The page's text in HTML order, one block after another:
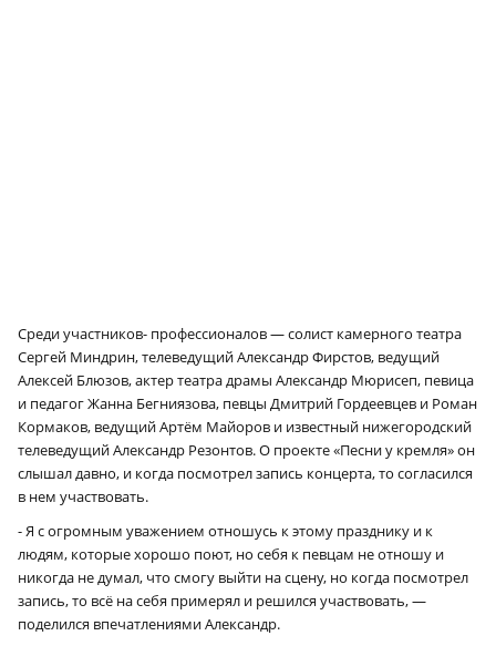
Среди участников- профессионалов — солист камерного театра
Сергей Миндрин, телеведущий Александр Фирстов, ведущий
Алексей Блюзов, актер театра драмы Александр Мюрисеп, певица
и педагог Жанна Бегниязова, певцы Дмитрий Гордеевцев и Роман
Кормаков, ведущий Артём Майоров и известный нижегородский
телеведущий Александр Резонтов. О проекте «Песни у кремля» он
слышал давно, и когда посмотрел запись концерта, то согласился
в нем участвовать.
- Я с огромным уважением отношусь к этому празднику и к
людям, которые хорошо поют, но себя к певцам не отношу и
никогда не думал, что смогу выйти на сцену, но когда посмотрел
запись, то всё на себя примерял и решился участвовать, —
поделился впечатлениями Александр.